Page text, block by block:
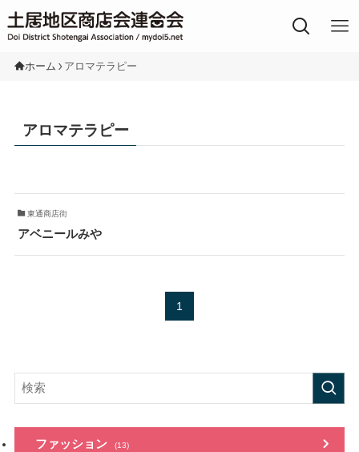
土居地区の商店街
ホーム アロマテラピー
アロマテラピー
東通商店街
アベニールみや
1
ファッション (13)